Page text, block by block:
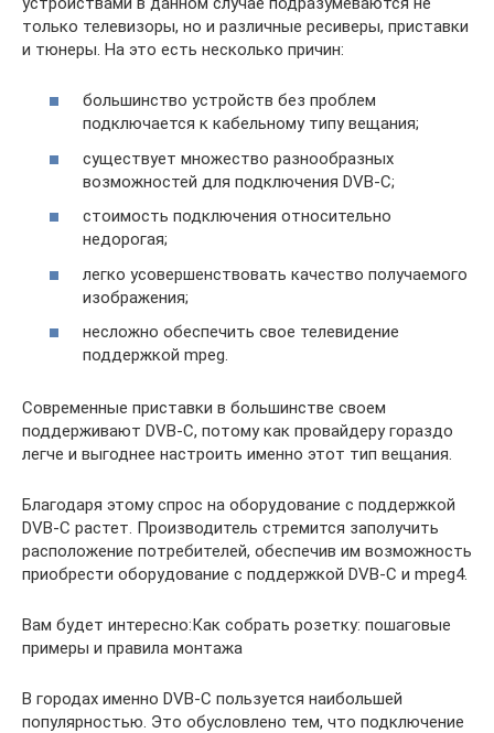
только телевизоры, но и различные ресиверы, приставки
и тюнеры. На это есть несколько причин:
большинство устройств без проблем
подключается к кабельному типу вещания;
существует множество разнообразных
возможностей для подключения DVB-C;
стоимость подключения относительно
недорогая;
легко усовершенствовать качество получаемого
изображения;
несложно обеспечить свое телевидение
поддержкой mpeg.
Современные приставки в большинстве своем
поддерживают DVB-C, потому как провайдеру гораздо
легче и выгоднее настроить именно этот тип вещания.
Благодаря этому спрос на оборудование с поддержкой
DVB-C растет. Производитель стремится заполучить
расположение потребителей, обеспечив им возможность
приобрести оборудование с поддержкой DVB-C и mpeg4.
Вам будет интересно:Как собрать розетку: пошаговые
примеры и правила монтажа
В городах именно DVB-C пользуется наибольшей
популярностью. Это обусловлено тем, что подключение